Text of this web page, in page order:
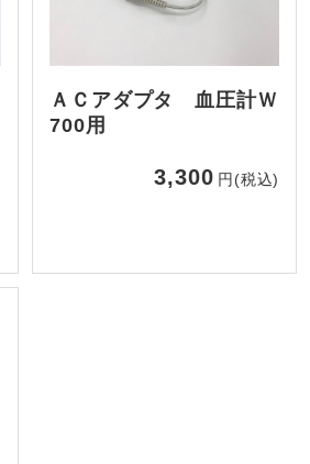
ＡＣアダプタ 血圧計Ｗ
700用
3,300 円(税込)